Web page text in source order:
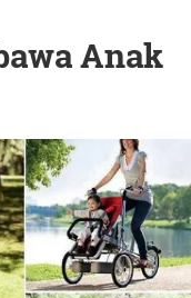
Anak